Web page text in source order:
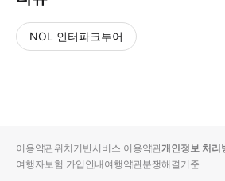
NOL 인터파크투어
입니
다.
순
상
이용약관위치기반서비스 이용약관개인정보 처리
여행자보험 가입안내여행약관분쟁해결기준